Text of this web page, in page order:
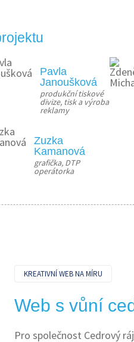
Pavla
Janoušková
produkční tiskové
divize, tisk a výroba
reklamy
Zuzka
Kamanová
grafička, DTP
operátorka
KREATIVNÍ WEB NA MÍRU
Web s vůní
Pro společnost Cedrový